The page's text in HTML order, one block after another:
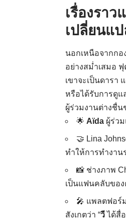
เรื่องรา
เปลี่ยนแป
นอกเหนือจากกอ
อย่างสม่ำเสมอ
เขาจะเป็นดารา
หรือได้รับการดูแ
ผู้ร่วมงานต่างชื่น
🌟 Aïda ผู้ร่ว
🤝 Lina
ทำให้การทำงาน
📸 ช่างภาพ
เป็นแฟนคลับขอ
🎤 แพลตฟอร์
สังเกตว่า “วีได้สื่